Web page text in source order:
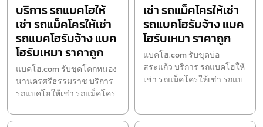
บริการ รถแบคโฮให้
เช่า รถแม็คโครให้เช่า
รถแบคโฮรับจ้าง แบค
โฮรับเหมา ราคาถูก
แบคโฮ.com รับขุดโคกหนอง
นานครศรีธรรมราช บริการ
รถแบคโฮให้เช่า รถแม็คโคร
เช่า รถแม็คโครให้เช่า
รถแบคโฮรับจ้าง แบค
โฮรับเหมา ราคาถูก
แบคโฮ.com รับขุดบ่อ
สระแก้ว บริการ รถแบคโฮให้
เช่า รถแม็คโครให้เช่า รถแบ